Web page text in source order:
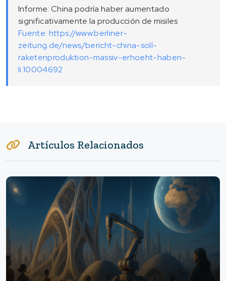
Informe: China podría haber aumentado
significativamente la producción de misiles
Fuente: https://www.berliner-
zeitung.de/news/bericht-china-soll-
raketenproduktion-massiv-erhoeht-haben-
li.10004692
Artículos Relacionados